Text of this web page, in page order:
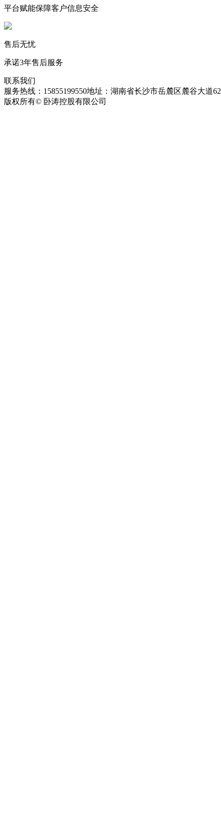
平台赋能保障客户信息安全
售后无忧
承诺3年售后服务
联系我们
服务热线：15855199550地址：湖南省长沙市岳麓区麓谷大道
版权所有© 卧涛控股有限公司